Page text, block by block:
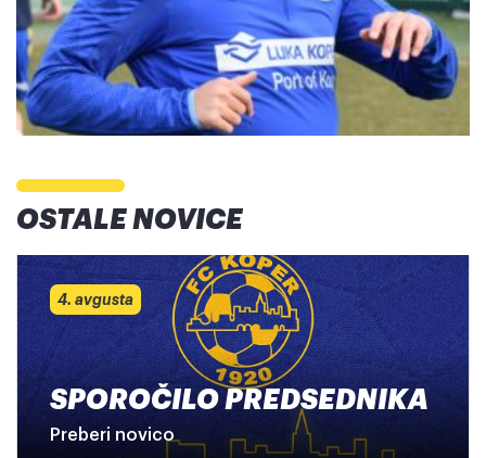
OSTALE NOVICE
4. avgusta
SPOROČILO PREDSEDNIKA
Preberi novico